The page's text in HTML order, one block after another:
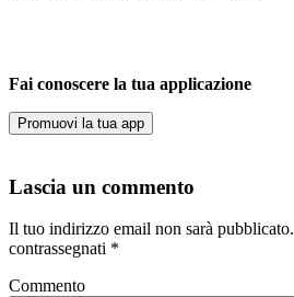
Fai conoscere la tua applicazione
Promuovi la tua app
Lascia un commento
Il tuo indirizzo email non sarà pubblicato.
contrassegnati *
Commento